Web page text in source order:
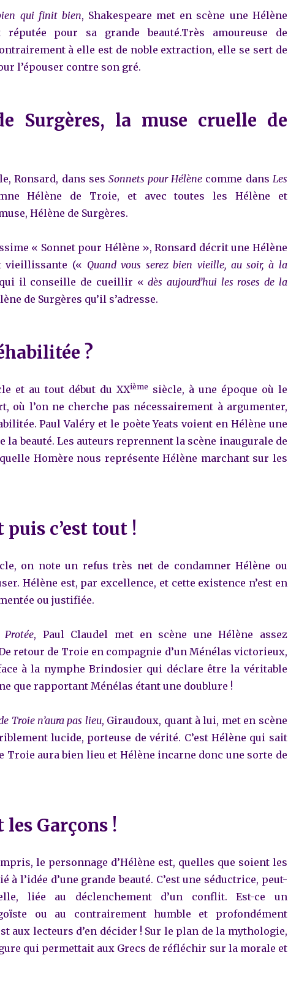
qui finit bien, Shakespeare met en scène une Hélène
réputée pour sa grande beauté.Très amoureuse de
à elle est de noble extraction, elle se sert de
l’épouser contre son gré.
Surgères, la muse cruelle de
Ronsard, dans ses Sonnets pour Hélène comme dans Les
Hélène de Troie, et avec toutes les Hélène et
Hélène de Surgères.
« Sonnet pour Hélène », Ronsard décrit une Hélène
vieillissante (« Quand vous serez bien vieille, au soir, à la
il conseille de cueillir «dès aujourd’hui les roses de la
de Surgères qu’il s’adresse.
?
et au tout début du XXième siècle, à une époque où le
où l’on ne cherche pas nécessairement à argumenter,
Paul Valéry et le poète Yeats voient en Hélène une
la beauté. Les auteurs reprennent la scène inaugurale de
Homère nous représente Hélène marchant sur les
puis c’est tout !
on note un refus très net de condamner Hélène ou
Hélène est, par excellence, et cette existence n’est en
ou justifiée.
Protée, Paul Claudel met en scène une Hélène assez
retour de Troie en compagnie d’un Ménélas victorieux,
à la nymphe Brindosier qui déclare être la véritable
que rapportant Ménélas étant une doublure !
Troie n’aura pas lieu, Giraudoux, quant à lui, met en scène
lucide, porteuse de vérité. C’est Hélène qui sait
Troie aura bien lieu et Hélène incarne donc une sorte de
les Garçons !
le personnage d’Hélène est, quelles que soient les
à l’idée d’une grande beauté. C’est une séductrice, peut-
liée au déclenchement d’un conflit. Est-ce un
ou au contrairement humble et profondément
aux lecteurs d’en décider ! Sur le plan de la mythologie,
qui permettait aux Grecs de réfléchir sur la morale et